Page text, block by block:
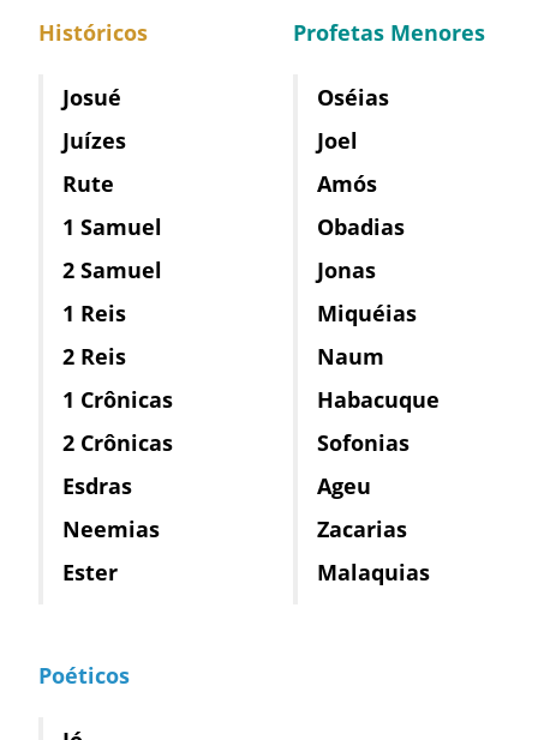
Históricos
Josué
Juízes
Rute
1 Samuel
2 Samuel
1 Reis
2 Reis
1 Crônicas
2 Crônicas
Esdras
Neemias
Ester
Poéticos
Profetas Menores
Oséias
Joel
Amós
Obadias
Jonas
Miquéias
Naum
Habacuque
Sofonias
Ageu
Zacarias
Malaquias